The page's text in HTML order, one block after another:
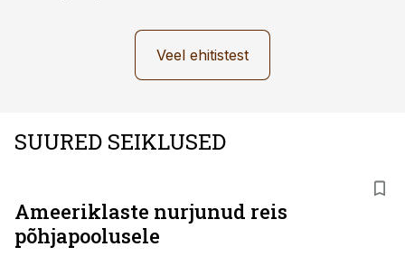
Veel ehitistest
SUURED SEIKLUSED
Ameeriklaste nurjunud reis
põhjapoolusele